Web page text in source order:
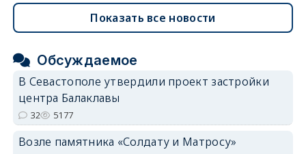
Показать все новости
Обсуждаемое
В Севастополе утвердили проект застройки
центра Балаклавы
32 5177
Возле памятника «Солдату и Матросу»